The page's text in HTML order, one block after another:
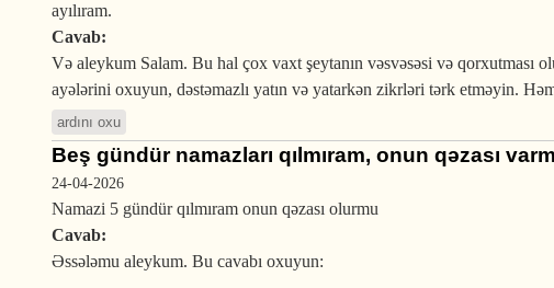
ayılıram.
Cavab:
Və aleykum Salam. Bu hal çox vaxt şeytanın vəsvəsəsi və qorxutması
ayələrini oxuyun, dəstəmazlı yatın və yatarkən zikrləri tərk etməyin.
ardını oxu
Beş gündür namazları qılmıram, onun qəzası
24-04-2026
Namazi 5 gündür qılmıram onun qəzası olurmu
Cavab:
Əssələmu aleykum. Bu cavabı oxuyun: